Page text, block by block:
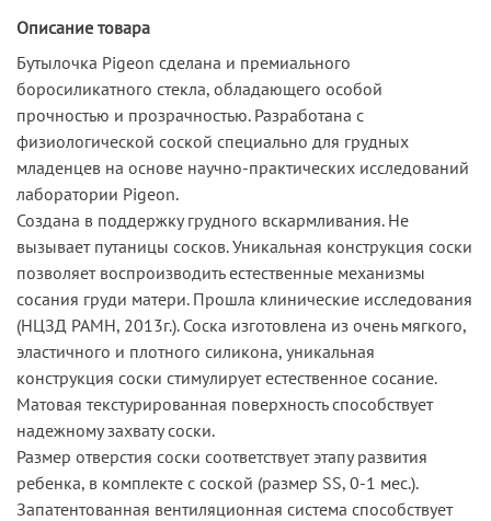
Описание товара
Бутылочка Pigeon сделана и премиального
боросиликатного стекла, обладающего особой
прочностью и прозрачностью. Разработана с
физиологической соской специально для грудных
младенцев на основе научно-практических исследований
лаборатории Pigeon.
Создана в поддержку грудного вскармливания. Не
вызывает путаницы сосков. Уникальная конструкция соски
позволяет воспроизводить естественные механизмы
сосания груди матери. Прошла клинические исследования
(НЦЗД РАМН, 2013г.). Соска изготовлена из очень мягкого,
эластичного и плотного силикона, уникальная
конструкция соски стимулирует естественное сосание.
Матовая текстурированная поверхность способствует
надежному захвату соски.
Размер отверстия соски соответствует этапу развития
ребенка, в комплекте с соской (размер SS, 0-1 мес.).
Запатентованная вентиляционная система способствует